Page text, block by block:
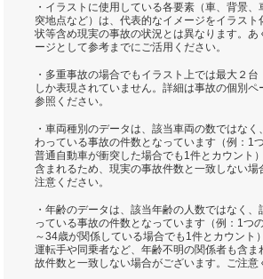
・イラストに使用している各要素（車、背景
突地点など）は、代表的なイメージをイラスト
状等含め現実の事故の状況とは異なります。あ
ージとして参考までにご活用ください。
・多重事故の場合でもイラスト上では最大２
しか表現されていません。詳細は事故の個別
参照ください。
・車両種別のデータは、該当車両の数ではな
わっている事故の件数となっています（例：1
普通自動車が衝突した場合でも1件とカウント
含まれるため、現実の事故件数と一致しない場
注意ください。
・年齢のデータは、該当年齢の人数ではなく
っている事故の件数となっています（例：1つ
～34歳が関係している場合でも1件とカウント
運転手や同乗者など、年齢不明の関係者も含ま
故件数と一致しない場合がございます。ご注意